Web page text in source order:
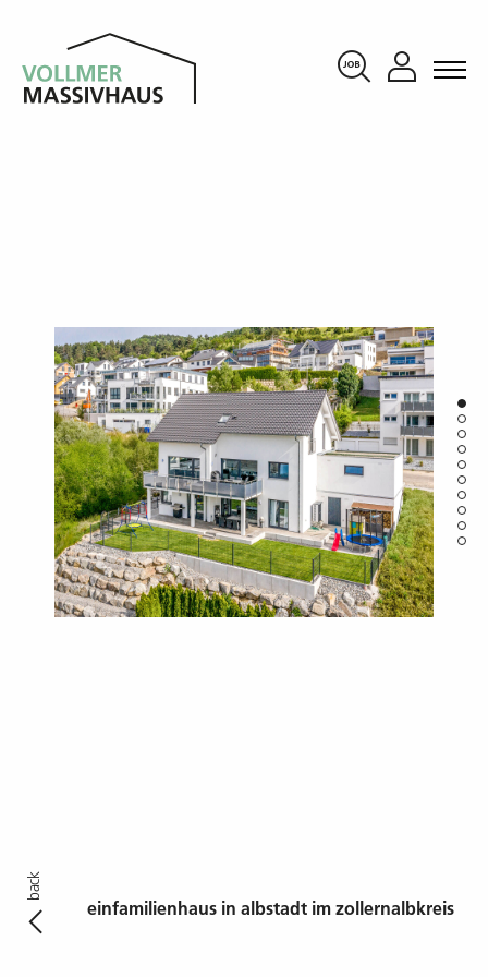
einfamilienhaus in albstadt im zollernalbkreis
back
KONTAKT KARRIERE
start
unternehmen
individualität pur
KUNDENHÄUSERHAUSENTWÜRFE